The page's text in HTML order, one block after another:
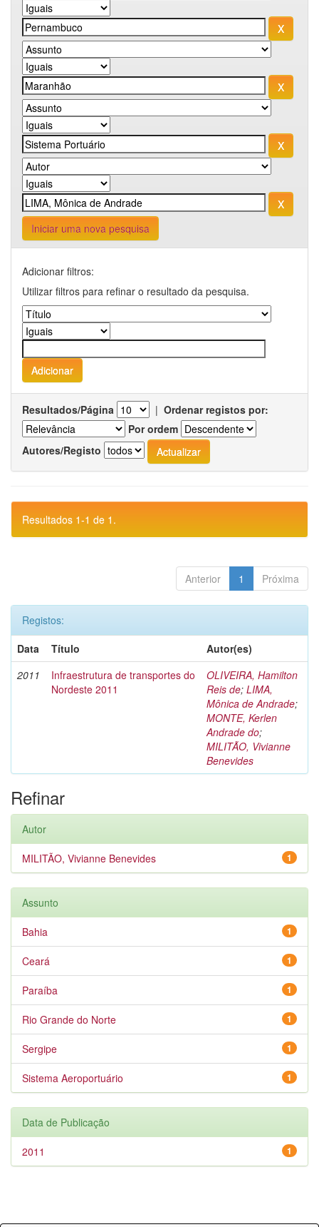
Iniciar uma nova pesquisa
Adicionar filtros:
Utilizar filtros para refinar o resultado da pesquisa.
Resultados/Página | Ordenar registos por:
Por ordem
Autores/Registo
Resultados 1-1 de 1.
Anterior 1 Próxima
Registos:
Data
Título
Autor(es)
2011
Infraestrutura de transportes do
Nordeste 2011
OLIVEIRA, Hamilton
Reis de; LIMA,
Mônica de Andrade;
MONTE, Kerlen
Andrade do;
MILITÃO, Vivianne
Benevides
Refinar
Autor
1
MILITÃO, Vivianne Benevides
Assunto
1
Bahia
1
Ceará
1
Paraíba
1
Rio Grande do Norte
1
Sergipe
1
Sistema Aeroportuário
Data de Publicação
1
2011